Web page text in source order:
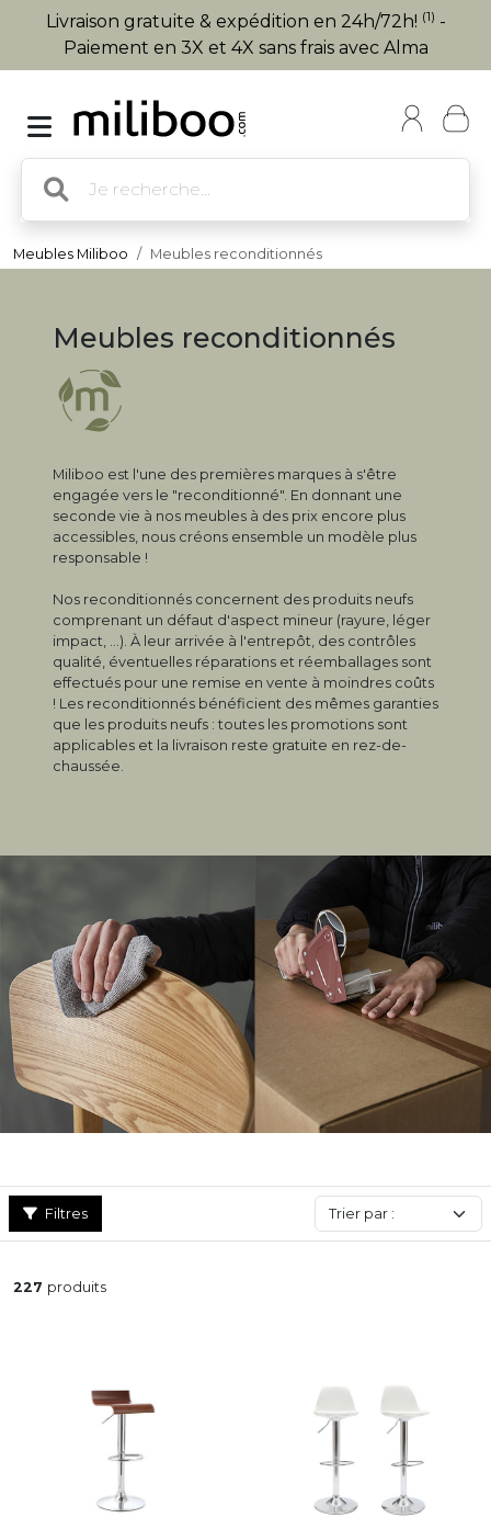
Livraison gratuite & expédition en 24h/72h! (1) -
Paiement en 3X et 4X sans frais avec Alma
Meubles Miliboo Meubles reconditionnés
Meubles reconditionnés
Miliboo est l'une des premières marques à s'être
engagée vers le "reconditionné". En donnant une
seconde vie à nos meubles à des prix encore plus
accessibles, nous créons ensemble un modèle plus
responsable !
Nos reconditionnés concernent des produits neufs
comprenant un défaut d'aspect mineur (rayure, léger
impact, ...). À leur arrivée à l'entrepôt, des contrôles
qualité, éventuelles réparations et réemballages sont
effectués pour une remise en vente à moindres coûts
! Les reconditionnés bénéficient des mêmes garanties
que les produits neufs : toutes les promotions sont
applicables et la livraison reste gratuite en rez-de-
chaussée.
Filtres
227 produits